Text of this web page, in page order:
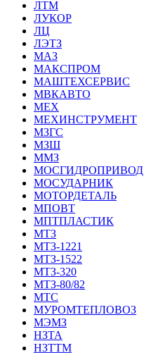
ЛТМ
ЛУКОР
ЛЦ
ЛЭТЗ
МАЗ
МАКСПРОМ
МАШТЕХСЕРВИС
МВКАВТО
МЕХ
МЕХИНСТРУМЕНТ
МЗГС
МЗШ
ММЗ
МОСГИДРОПРИВОД
МОСУДАРНИК
МОТОРДЕТАЛЬ
МПОВТ
МПТПЛАСТИК
МТЗ
МТЗ-1221
МТЗ-1522
МТЗ-320
МТЗ-80/82
МТС
МУРОМТЕПЛОВОЗ
МЭМЗ
НЗТА
НЗТТМ